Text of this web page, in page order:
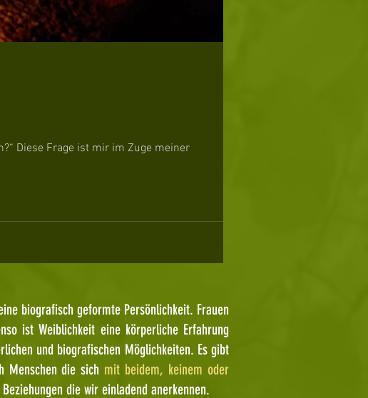
Diese Frage ist mir im Zuge meiner
biografisch geformte Persönlichkeit. Frauen
ist Weiblichkeit eine körperliche Erfahrung
und biografischen Möglichkeiten. Es gibt
Menschen die sich mit beidem, keinem oder
die wir einladend anerkennen.